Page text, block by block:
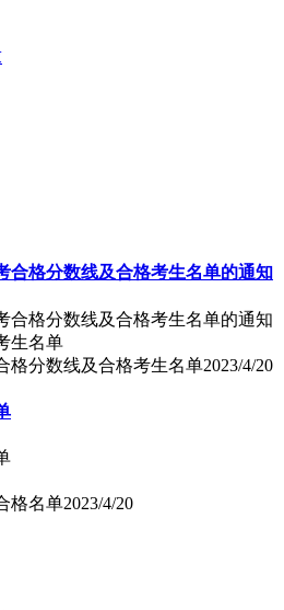
合格分数线及合格考生名单的通知
合格分数线及合格考生名单的通知
格分数线及合格考生名单2023/4/20
格名单2023/4/20